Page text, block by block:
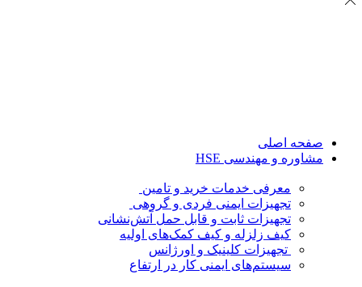
صفحه اصلی
مشاوره و مهندسی HSE
معرفی خدمات خرید و تامین
تجهیزات ایمنی فردی و گروهی
تجهیزات ثابت و قابل حمل آتش‌نشانی
کیف زلزله و کیف کمک‌های اولیه
تجهیزات کلینیک و اورژانس
سیستم‌های ایمنی کار در ارتفاع